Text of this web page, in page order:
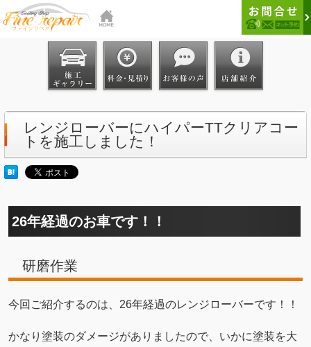
レンジローバーにハイパーTTクリアコー
トを施工しました！
26年経過のお車です！！
研磨作業
今回ご紹介するのは、26年経過のレンジローバーです！！
かなり塗装のダメージがありましたので、いかに塗装を大